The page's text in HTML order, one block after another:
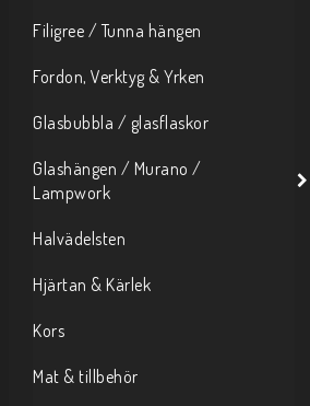
Filigree / Tunna hängen
Fordon, Verktyg & Yrken
Glasbubbla / glasflaskor
Glashängen / Murano /
Lampwork
Halvädelsten
Hjärtan & Kärlek
Kors
Mat & tillbehör